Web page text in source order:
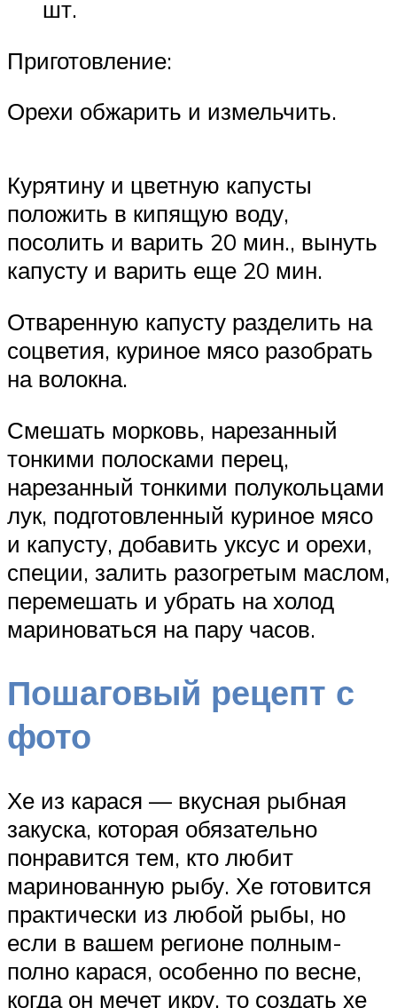
шт.
Приготовление:
Орехи обжарить и измельчить.
Курятину и цветную капусты
положить в кипящую воду,
посолить и варить 20 мин., вынуть
капусту и варить еще 20 мин.
Отваренную капусту разделить на
соцветия, куриное мясо разобрать
на волокна.
Смешать морковь, нарезанный
тонкими полосками перец,
нарезанный тонкими полукольцами
лук, подготовленный куриное мясо
и капусту, добавить уксус и орехи,
специи, залить разогретым маслом,
перемешать и убрать на холод
мариноваться на пару часов.
Пошаговый рецепт с
фото
Хе из карася — вкусная рыбная
закуска, которая обязательно
понравится тем, кто любит
маринованную рыбу. Хе готовится
практически из любой рыбы, но
если в вашем регионе полным-
полно карася, особенно по весне,
когда он мечет икру, то создать хе